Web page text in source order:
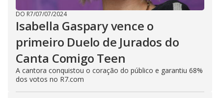
DO R7/07/07/2024
Isabella Gaspary vence o
primeiro Duelo de Jurados do
Canta Comigo Teen
A cantora conquistou o coração do público e garantiu 68%
dos votos no R7.com